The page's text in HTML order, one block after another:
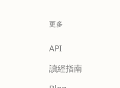
更多
API
讀經指南